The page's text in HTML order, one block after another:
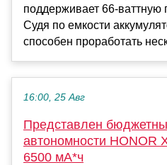
поддерживает 66-ваттную
Судя по емкости
способен проработать
16:00, 25 Авг
Представлен
автономности HONOR
6500 мА*ч